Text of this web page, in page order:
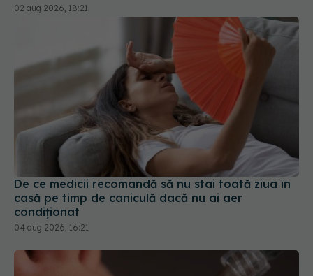
02 aug 2026, 18:21
De ce medicii recomandă să nu stai toată ziua în
casă pe timp de caniculă dacă nu ai aer
condiționat
04 aug 2026, 16:21